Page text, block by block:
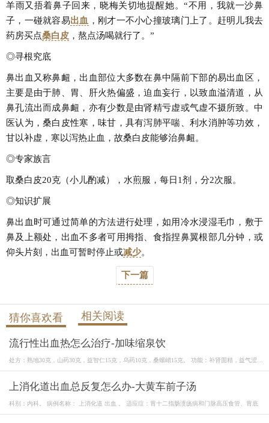
羊雨又捂着鼻子回来，晓梅关切地提醒她。“不用，我就一沙鼻
子，一碰就容易出血 ，刚才一不小心撞玻璃门上了。赶明儿我去
药房买点桑白皮 ，熬点汤喝就行了。”
◎寻根究底
鼻出血又称鼻衄，出血部位大多数在鼻中隔前下部的易出血区，
主要是由于肺、胃、肝火热偏盛，迫血妄行，以致血溢清道，从
鼻孔流出而成鼻衄，亦有少数是由肾精亏虚或气虚不摄所致。中
医认为，桑白皮性寒，味甘，具有泻肺平喘、利水消肿等功效，
甘以补虚，寒以泻热止血，故桑白皮能够治鼻衄。
◎专家族言
取桑白皮20克（小儿酌减），水煎服，每日1剂，分2次服。
◎知识扩展
鼻出血时可通过简单的方法进行处理，如用冷水浸湿毛巾，敷于
鼻及上额处，出血不多者可用拇指、食指捏鼻翼根部几分钟，或
仰头片刻，出血可暂时停止或减少。
下一篇
猜你喜欢看 相关阅读
流行性出血热怎么治疗-加味缩泉饮
处方：熟地30克，山药30克，益智仁15克，乌药10克，桑螺峭15克。 功能：补肾固精，益气涩
上消化道出血总反复怎么办-大黄车前子汤
科别：内科。 病例名称： 上消化道 出血 。 适应症：胃十二指肠溃疡病和门脉高压食管、胃底